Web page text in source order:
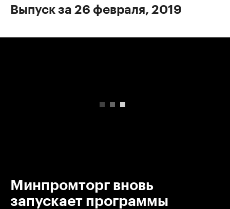
Выпуск за 26 февраля, 2019
Минпромторг вновь
запускает программы